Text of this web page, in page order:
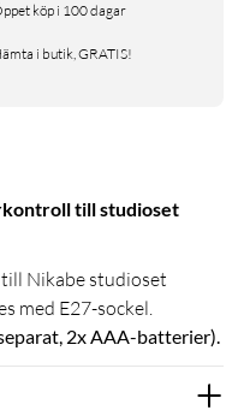
köp i 100 dagar
i butik, GRATIS!
till studioset
Nikabe studioset
med E27-sockel.
2x AAA-batterier).